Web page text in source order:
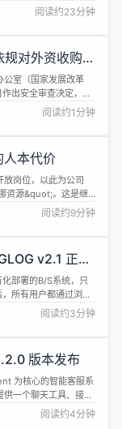
开放&rdquo;理念，
，向下深度集成向量
核心理念： 一份代
阅读约23分钟
规对外资收购
投资决定
公室（国家发展改革
出安全审查决定，依
作出禁止投资决定，
相关阅读： Meta 数十
阅读约1分钟
本代价
岗位，以此为公司
资源&quot;。这是继
凸显科技巨头正将人
，Meta首席人才官
阅读约9分钟
v2.1 正式
部署的B/S系统，只
所有用户都通过浏览
安装任何组件和客户端
计系统，主要用于实
备、防火墙、数据库、
，然后进行综合分析
阅读约3分钟
版本发布
为核心的智能客服系
一个聊天工具、接入
回答客户。而我们的
MCP 的方式提供能
阅读约4分钟